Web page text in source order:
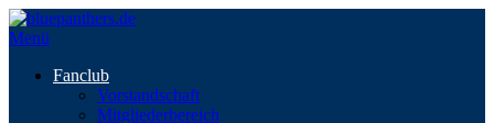
Zum
Inhalt
Menü
Fanclub
Vorstandschaft
Mitgliederbereich